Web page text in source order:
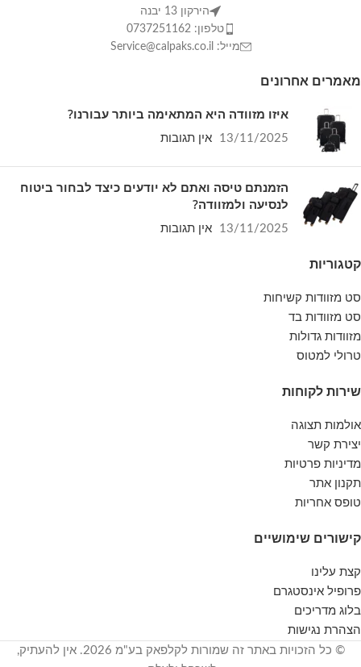
הירקון 13 יבנה
טלפון: 0737251162
מייל: Service@calpaks.co.il
מאמרים אחרונים
איזו מזוודה היא המתאימה ביותר עבורנו?
13/11/2025 אין תגובות
הזמנתם טיסה ואתם לא יודעים כיצד לבחור ביטוח
לנסיעה ולמזוודה?
13/11/2025 אין תגובות
קטגוריות
סט מזוודות קשיחות
סט מזוודות בד
מזוודות גדולות
טרולי למטוס
שירות לקוחות
אולמות תצוגה
יצירת קשר
מדיניות פרטיות
תקנון אתר
טופס אחריות
קישורים שימושיים
קצת עלינו
פרופיל אינסטגרם
בלוג מדריכים
הצהרת נגישות
© כל הזכויות באתר זה שמורות לקלפאק בע"מ 2026. אין להעתיק,